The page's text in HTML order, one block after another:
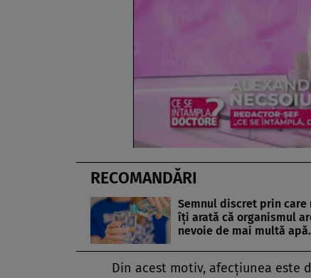
RECOMANDĂRI
Semnul discret prin
îți arată că organismul
nevoie de mai multă
Din acest motiv, afecțiunea este